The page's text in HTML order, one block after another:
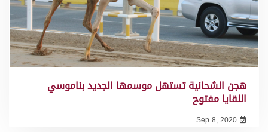
هجن الشحانية تستهل موسمها الجديد بناموسي
اللقايا مفتوح
Sep 8, 2020